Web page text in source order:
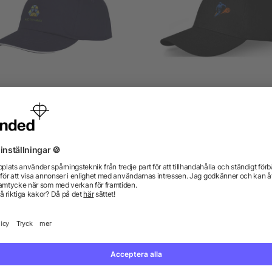
Sandwich keps 5 panel
från 13,90 kr
Vi har svaren.